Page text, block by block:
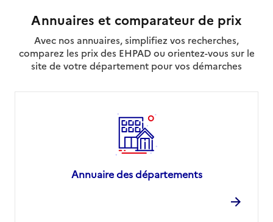
Annuaires et comparateur de prix
Avec nos annuaires, simplifiez vos recherches,
comparez les prix des EHPAD ou orientez-vous sur le
site de votre département pour vos démarches
Annuaire des départements